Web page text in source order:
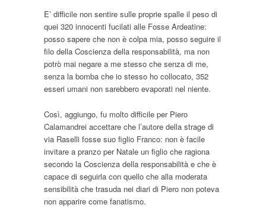
E’ difficile non sentire sulle proprie spalle il peso di
quei 320 innocenti fucilati alle Fosse Ardeatine:
posso sapere che non è colpa mia, posso seguire il
filo della Coscienza della responsabilità, ma non
potrò mai negare a me stesso che senza di me,
senza la bomba che io stesso ho collocato, 352
esseri umani non sarebbero evaporati nel niente.
Così, aggiungo, fu molto difficile per Piero
Calamandrei accettare che l’autore della strage di
via Raselli fosse suo figlio Franco: non è facile
invitare a pranzo per Natale un figlio che ragiona
secondo la Coscienza della responsabilità e che è
capace di seguirla con quello che alla moderata
sensibilità che trasuda nei diari di Piero non poteva
non apparire come fanatismo.